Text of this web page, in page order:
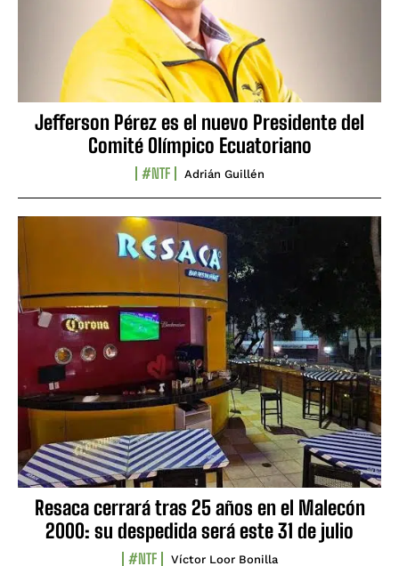
Jefferson Pérez es el nuevo Presidente del
Comité Olímpico Ecuatoriano
#NTF Adrián Guillén
Resaca cerrará tras 25 años en el Malecón
2000: su despedida será este 31 de julio
#NTF Víctor Loor Bonilla